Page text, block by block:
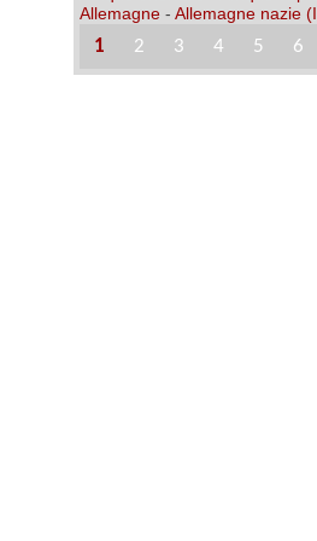
Allemagne - Allemagne nazie
1 2 3 4 5 6